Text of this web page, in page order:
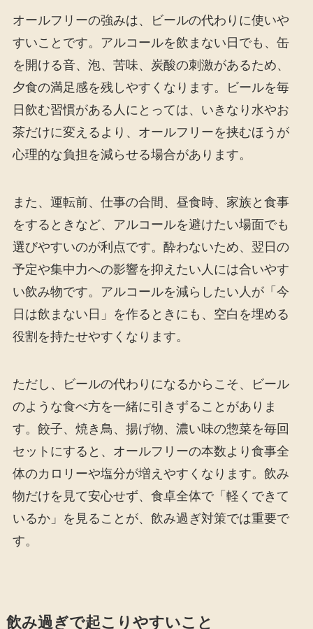
オールフリーの強みは、ビールの代わりに使いや
すいことです。アルコールを飲まない日でも、缶
を開ける音、泡、苦味、炭酸の刺激があるため、
夕食の満足感を残しやすくなります。ビールを毎
日飲む習慣がある人にとっては、いきなり水やお
茶だけに変えるより、オールフリーを挟むほうが
心理的な負担を減らせる場合があります。
また、運転前、仕事の合間、昼食時、家族と食事
をするときなど、アルコールを避けたい場面でも
選びやすいのが利点です。酔わないため、翌日の
予定や集中力への影響を抑えたい人には合いやす
い飲み物です。アルコールを減らしたい人が「今
日は飲まない日」を作るときにも、空白を埋める
役割を持たせやすくなります。
ただし、ビールの代わりになるからこそ、ビール
のような食べ方を一緒に引きずることがありま
す。餃子、焼き鳥、揚げ物、濃い味の惣菜を毎回
セットにすると、オールフリーの本数より食事全
体のカロリーや塩分が増えやすくなります。飲み
物だけを見て安心せず、食卓全体で「軽くできて
いるか」を見ることが、飲み過ぎ対策では重要で
す。
飲み過ぎで起こりやすいこと